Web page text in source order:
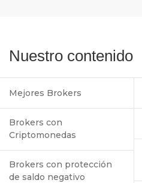
Nuestro contenido
Mejores Brokers
Brokers con
Criptomonedas
Brokers con protección
de saldo negativo